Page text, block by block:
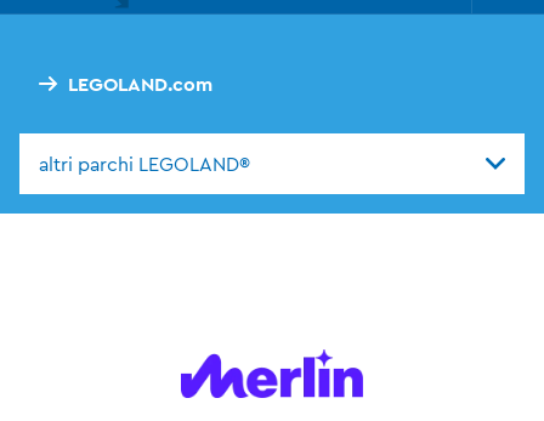
LEGOLAND.com
altri parchi LEGOLAND®